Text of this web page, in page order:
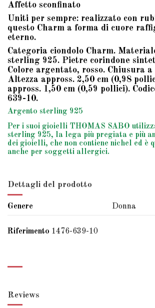
Affetto sconfinato
Uniti per sempre: realizzato con
questo Charm a forma di cuore
eterno.
Categoria ciondolo Charm.
sterling 925. Pietre corindone
Colore argentato, rosso. Chiusura a
Altezza appross. 2,50 cm (0,98
appross. 1,50 cm (0,59 pollici).
639-10.
Argento sterling 925
Per i suoi gioielli THOMAS SABO
sterling 925, la lega più pregiata e più
dei gioielli, che non contiene nichel ed è
anche per soggetti allergici.
Dettagli del prodotto
Genere Donna
Riferimento 1476-639-10
Reviews